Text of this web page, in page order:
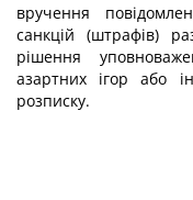
вручення
санкцій (штрафів)
рішення
азартних ігор або
розписку.